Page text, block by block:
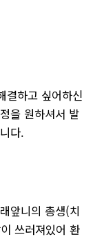
결하고 싶어하신
을 원하셔서 발
다.
앞니의 총생(치
쓰러져있어 환